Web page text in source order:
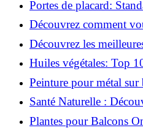
Portes de placard:
le meilleur choix!
Découvrez comment
naturellement: Astuces
Découvrez les
le fer: Top 12 analysé!
Huiles végétales: Top
Peinture pour métal
possible?
Santé Naturelle :
Incontournables pour
Plantes pour Balcons